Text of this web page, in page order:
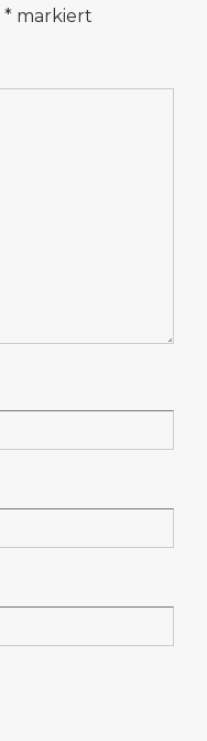
* markiert